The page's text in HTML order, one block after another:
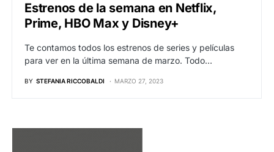
Estrenos de la semana en Netflix,
Prime, HBO Max y Disney+
Te contamos todos los estrenos de series y películas
para ver en la última semana de marzo. Todo…
BY STEFANIA RICCOBALDI MARZO 27, 2023